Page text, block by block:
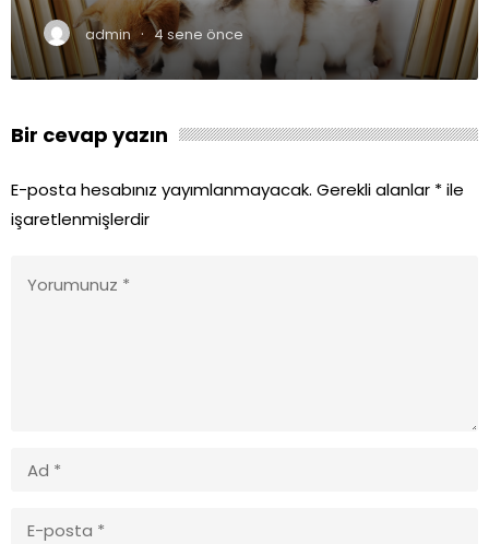
admin · 4 sene önce
Bir cevap yazın
E-posta hesabınız yayımlanmayacak. Gerekli alanlar *ile
işaretlenmişlerdir